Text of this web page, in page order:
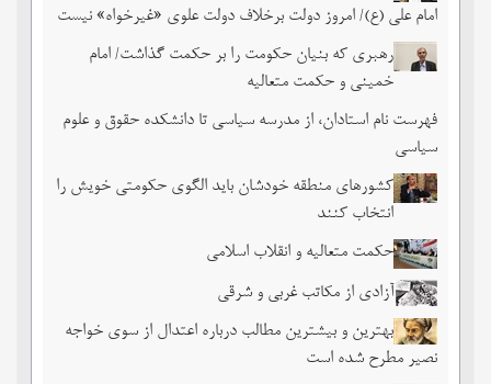
امام علی (ع)/ امروز دولت برخلاف دولت علوی «غیرخواه» نیست
رهبری که بنیان حکومت را بر حکمت گذاشت/ امام
خمینی و حکمت متعالیه
فهرست نام استادان، از مدرسه سیاسی تا دانشکده حقوق و علوم
سیاسی
کشورهای منطقه خودشان باید الگوی حکومتی خویش را
انتخاب کنند
حکمت متعالیه و انقلاب اسلامی
آزادی از مکاتب غربی و شرقی
بهترین و بیشترین مطالب درباره اعتدال از سوی خواجه
نصیر مطرح شده است